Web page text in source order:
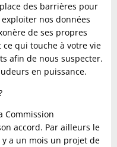
des barrières pour
nos données
de ses propres
qui touche à votre vie
afin de nous suspecter.
en puissance.
Commission
accord. Par ailleurs le
a un mois un projet de